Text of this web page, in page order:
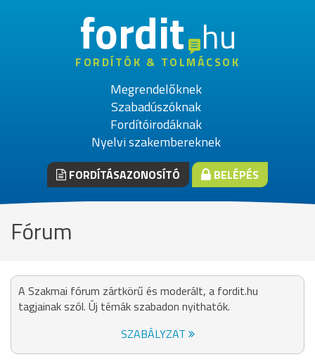
fordithu
FORDÍTÓK & TOLMÁCSOK
Megrendelőknek
Szabadúszóknak
Fordítóirodáknak
Nyelvi szakembereknek
FORDÍTÁSAZONOSÍTÓ BELÉPÉS
Fórum
A Szakmai fórum zártkörű és moderált, a fordit.hu
tagjainak szól. Új témák szabadon nyithatók.
SZABÁLYZAT